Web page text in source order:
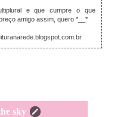
e que cumpre o que
amigo assim, quero *__*
sky